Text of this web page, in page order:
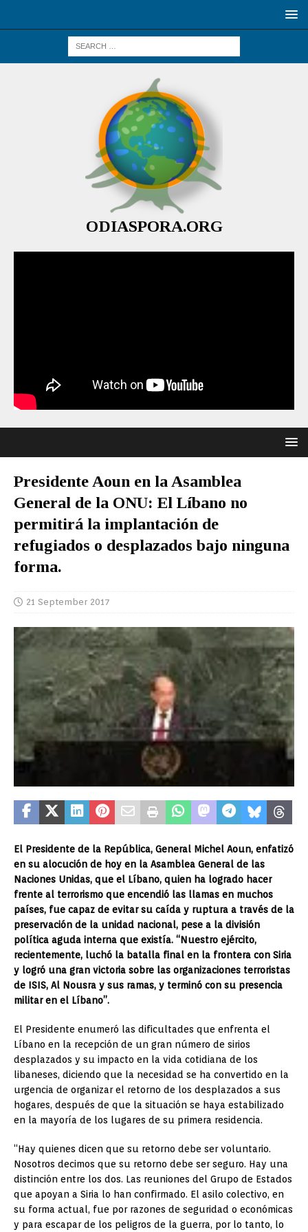
ODIASPORA.ORG
Presidente Aoun en la Asamblea
General de la ONU: El Líbano no
permitirá la implantación de
refugiados o desplazados bajo ninguna
forma.
21 September 2017
El Presidente de la República, General Michel Aoun, enfatizó
en su alocución de hoy en la Asamblea General de las
Naciones Unidas, que el Líbano, quien ha logrado hacer
frente al terrorismo que encendió las llamas en muchos
países, fue capaz de evitar su caída y ruptura a través de la
preservación de la unidad nacional, pese a la división
política aguda interna que existía. “Nuestro ejército,
recientemente, luchó la batalla final en la frontera con Siria
y logró una gran victoria sobre las organizaciones terroristas
de ISIS, Al Nousra y sus ramas, y terminó con su presencia
militar en el Líbano”.
El Presidente enumeró las dificultades que enfrenta el
Líbano en la recepción de un gran número de sirios
desplazados y su impacto en la vida cotidiana de los
libaneses, diciendo que la necesidad se ha convertido en la
urgencia de organizar el retorno de los desplazados a sus
hogares, después de que la situación se haya estabilizado
en la mayoría de los lugares de su primera residencia.
“Hay quienes dicen que su retorno debe ser voluntario.
Nosotros decimos que su retorno debe ser seguro. Hay una
distinción entre los dos. Las reuniones del Grupo de Estados
que apoyan a Siria lo han confirmado. El asilo colectivo, en
su forma actual, fue por razones de seguridad o económicas
y para escapar de los peligros de la guerra, por lo tanto, lo